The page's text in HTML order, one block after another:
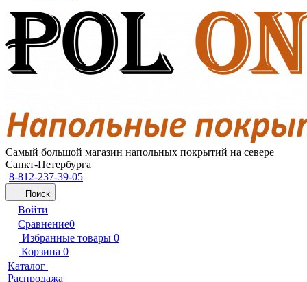
Самый большой магазин напольных покрытий на севере
Санкт-Петербурга
8-812-237-39-05
Поиск
Войти
Сравнение0
Избранные товары 0
Корзина 0
Каталог
Распродажа